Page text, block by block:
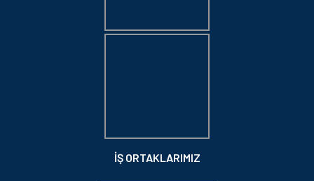
İŞ ORTAKLARIMIZ